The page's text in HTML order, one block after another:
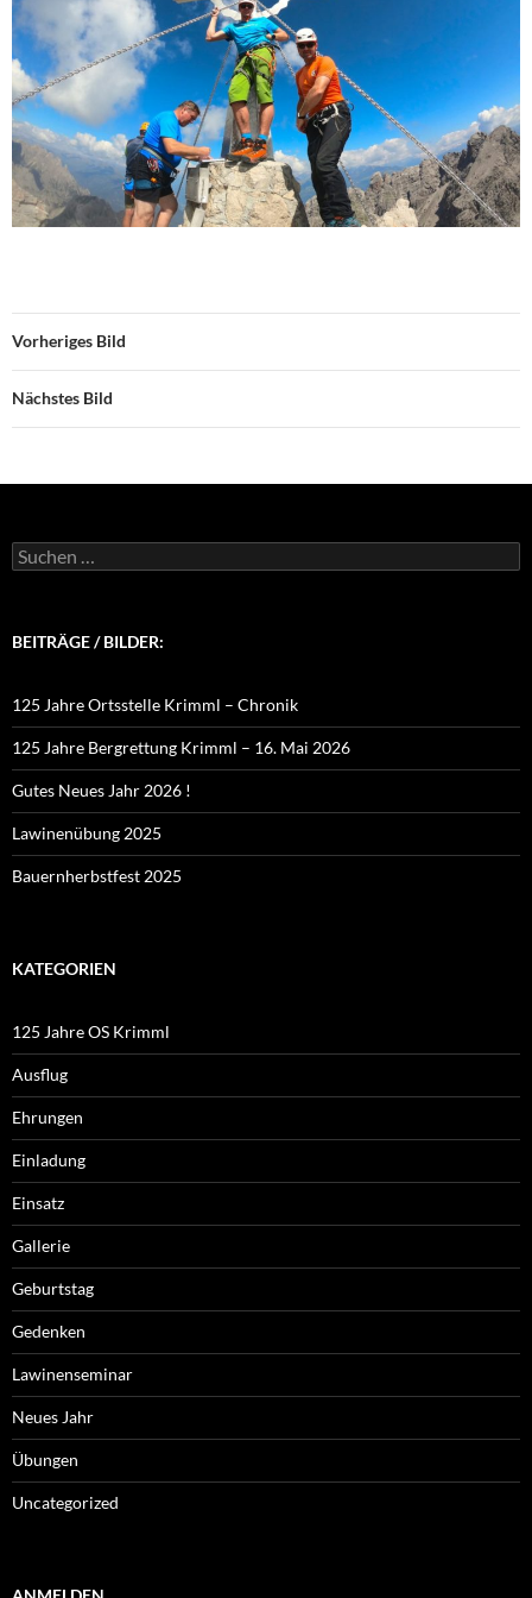
Vorheriges Bild
Nächstes Bild
Suchen
nach:
BEITRÄGE / BILDER:
125 Jahre Ortsstelle Krimml – Chronik
125 Jahre Bergrettung Krimml – 16. Mai 2026
Gutes Neues Jahr 2026 !
Lawinenübung 2025
Bauernherbstfest 2025
KATEGORIEN
125 Jahre OS Krimml
Ausflug
Ehrungen
Einladung
Einsatz
Gallerie
Geburtstag
Gedenken
Lawinenseminar
Neues Jahr
Übungen
Uncategorized